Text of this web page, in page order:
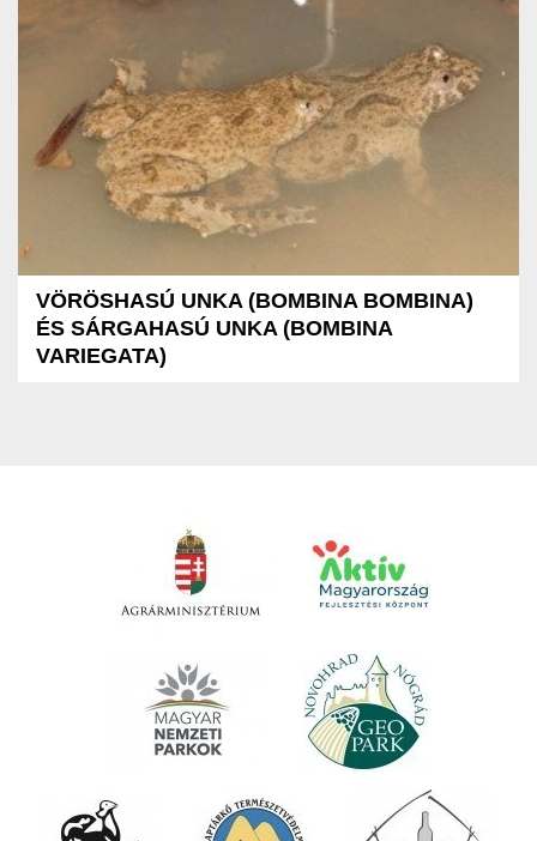
VÖRÖSHASÚ UNKA (BOMBINA BOMBINA)
ÉS SÁRGAHASÚ UNKA (BOMBINA
VARIEGATA)